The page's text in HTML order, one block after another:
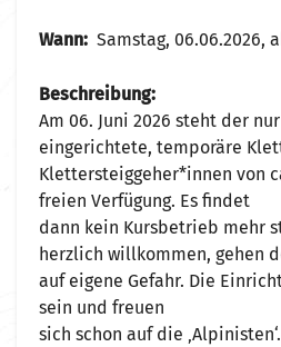
Wann: Samstag, 06.06.2026,
Beschreibung:
Am 06. Juni 2026 steht der
eingerichtete, temporäre
Klettersteiggeher*innen von
freien Verfügung. Es findet
dann kein Kursbetrieb mehr
herzlich willkommen, gehen
auf eigene Gefahr. Die
sein und freuen
sich schon auf die